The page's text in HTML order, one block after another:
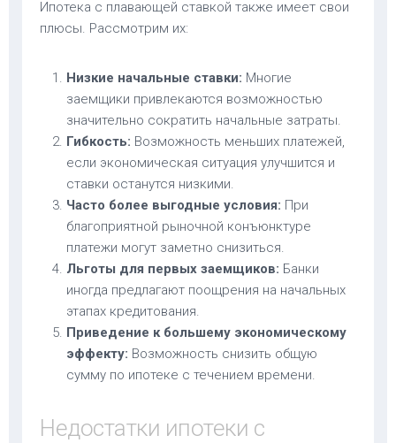
Ипотека с плавающей ставкой также имеет свои
плюсы. Рассмотрим их:
Низкие начальные ставки: Многие
заемщики привлекаются возможностью
значительно сократить начальные затраты.
Гибкость: Возможность меньших платежей,
если экономическая ситуация улучшится и
ставки останутся низкими.
Часто более выгодные условия: При
благоприятной рыночной конъюнктуре
платежи могут заметно снизиться.
Льготы для первых заемщиков: Банки
иногда предлагают поощрения на начальных
этапах кредитования.
Приведение к большему экономическому
эффекту: Возможность снизить общую
сумму по ипотеке с течением времени.
Недостатки ипотеки с